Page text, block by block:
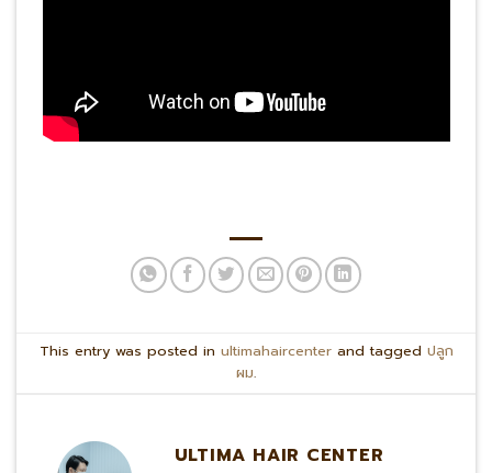
This entry was posted in ultimahaircenterand tagged ปลูก
ผม.
ULTIMA HAIR CENTER